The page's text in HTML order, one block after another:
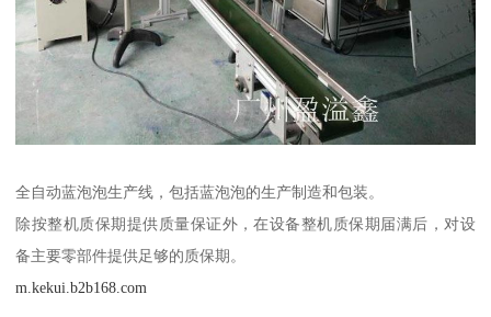
全自动蓝泡泡生产线，包括蓝泡泡的生产制造和包装。
除按整机质保期提供质量保证外，在设备整机质保期届满后，对设
备主要零部件提供足够的质保期。
m.kekui.b2b168.com